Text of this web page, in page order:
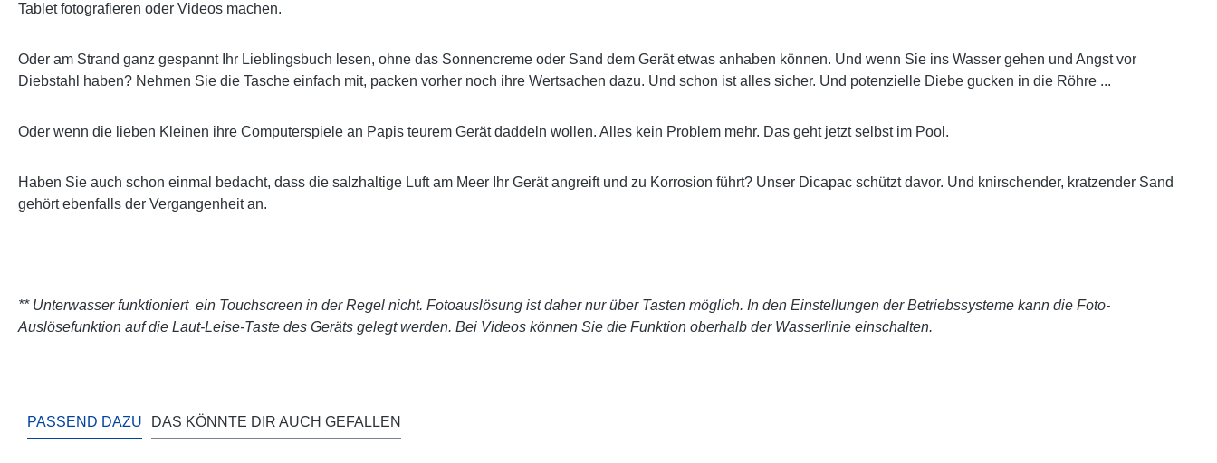
Tablet fotografieren oder Videos machen.
Oder am Strand ganz gespannt Ihr Lieblingsbuch lesen, ohne das Sonnencreme oder Sand dem Gerät etwas anhaben können. Und wenn Sie ins Wasser gehen und Angst vor
Diebstahl haben? Nehmen Sie die Tasche einfach mit, packen vorher noch ihre Wertsachen dazu. Und schon ist alles sicher. Und potenzielle Diebe gucken in die Röhre ...
Oder wenn die lieben Kleinen ihre Computerspiele an Papis teurem Gerät daddeln wollen. Alles kein Problem mehr. Das geht jetzt selbst im Pool.
Haben Sie auch schon einmal bedacht, dass die salzhaltige Luft am Meer Ihr Gerät angreift und zu Korrosion führt? Unser Dicapac schützt davor. Und knirschender, kratzender Sand
gehört ebenfalls der Vergangenheit an.
** Unterwasser funktioniert ein Touchscreen in der Regel nicht. Fotoauslösung ist daher nur über Tasten möglich. In den Einstellungen der Betriebssysteme kann die Foto-
Auslösefunktion auf die Laut-Leise-Taste des Geräts gelegt werden. Bei Videos können Sie die Funktion oberhalb der Wasserlinie einschalten.
PASSEND DAZU DAS KÖNNTE DIR AUCH GEFALLEN